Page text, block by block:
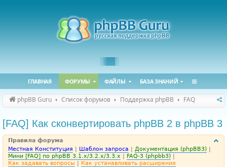
ГЛАВНАЯ ФОРУМЫ ФАЙЛЫ БАЗА ЗНАНИЙ
phpBB Guru Список форумов Поддержка phpBB FAQ
[FAQ] Как сконвертировать phpBB 2 в phpBB 3
Правила форума
Местная Конституция | Шаблон запроса | Документация (phpBB3) |
Мини [FAQ] по phpBB 3.1.x/3.2.x/3.3.x | FAQ-3 (phpbb3) |
Как задавать вопросы | Как устанавливать расширения